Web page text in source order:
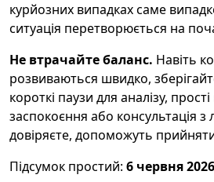
курйозних випадках саме
ситуація перетворюється на
Не втрачайте баланс. Навіть
розвиваються швидко,
короткі паузи для аналізу,
заспокоєння або консультація
довіряєте, допоможуть
Підсумок простий: 6 червня